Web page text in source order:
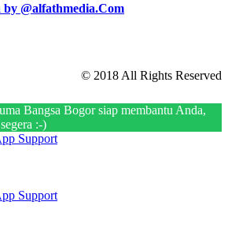
@alfathmedia.Com
© 2018 All Rights Reserved
Bangsa Bogor siap membantu Anda,
:-)